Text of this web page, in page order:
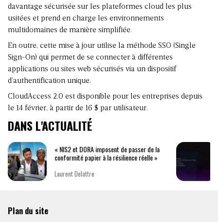
davantage sécurisée sur les plateformes cloud les plus
usitées et prend en charge les environnements
multidomaines de manière simplifiée.
En outre, cette mise à jour utilise la méthode SSO (Single
Sign-On) qui permet de se connecter à différentes
applications ou sites web sécurisés via un dispositif
d’authentification unique.
CloudAccess 2.0 est disponible pour les entreprises depuis
le 14 février, à partir de 16 $ par utilisateur.
DANS L'ACTUALITÉ
« NIS2 et DORA imposent de passer de la
conformité papier à la résilience réelle »
Laurent Delattre
Plan du site